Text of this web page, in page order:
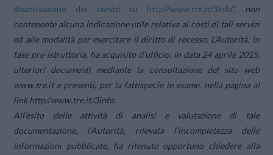
disattivazione dei servizi su http//www.tre.it/3info”, non
contenente alcuna indicazione utile relativa ai costi di tali servizi
ed alle modalità per esercitare il diritto di recesso. L’Autorità, in
fase pre-istruttoria, ha acquisito d’ufficio, in data 24 aprile 2015,
ulteriori documenti mediante la consultazione del sito web
www.tre.it e presenti, per la fattispecie in esame, nella pagina al
link http//www.tre.it/3info.
All’esito delle attività di analisi e valutazione di tale
documentazione, l’Autorità, rilevata l’incompletezza delle
informazioni pubblicate, ha ritenuto opportuno chiedere alla